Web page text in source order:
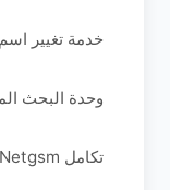
خدمة تغيير
وحدة البحث
تكامل Netgsm